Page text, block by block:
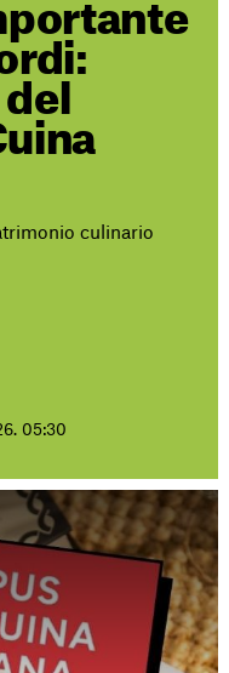
culinario
05:30